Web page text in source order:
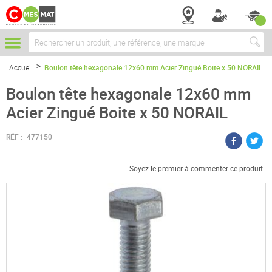
Chercher
Accueil Boulon tête hexagonale 12x60 mm Acier Zingué Boite x 50 NORAIL
Boulon tête hexagonale 12x60 mm
Acier Zingué Boite x 50 NORAIL
RÉF : 477150
Soyez le premier à commenter ce produit
Passer